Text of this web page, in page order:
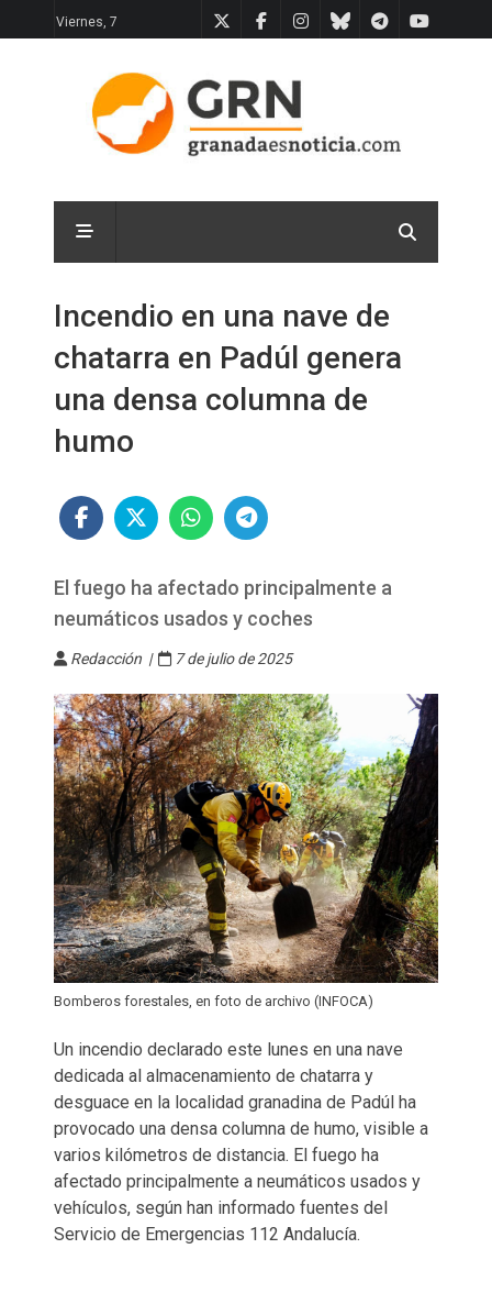
Viernes, 7
Incendio en una nave de
chatarra en Padúl genera
una densa columna de
humo
El fuego ha afectado principalmente a
neumáticos usados y coches
Redacción | 7 de julio de 2025
Bomberos forestales, en foto de archivo (INFOCA)
Un incendio declarado este lunes en una nave
dedicada al almacenamiento de chatarra y
desguace en la localidad granadina de Padúl ha
provocado una densa columna de humo, visible a
varios kilómetros de distancia. El fuego ha
afectado principalmente a neumáticos usados y
vehículos, según han informado fuentes del
Servicio de Emergencias 112 Andalucía.